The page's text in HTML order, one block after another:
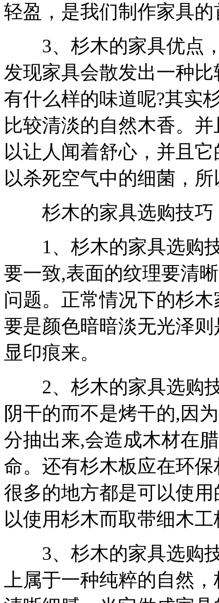
轻盈，是我们制作家具
3、杉木的家具优点，
发现家具会散发出一种
有什么样的味道呢?其实
比较清淡的自然木香。
以让人闻着舒心，并且
以杀死空气中的细菌，
杉木的家具选购技巧
1、杉木的家具选购技
要一致,表面的纹理要清
问题。正常情况下的杉
要是颜色暗暗淡无光泽
显印痕来。
2、杉木的家具选购技
阴干的而不是烤干的,因
分抽出来,会造成木材在
命。还有杉木板应在环
很多的地方都是可以使
以使用杉木而取带细木工
3、杉木的家具选购技
上属于一种纯粹的自然